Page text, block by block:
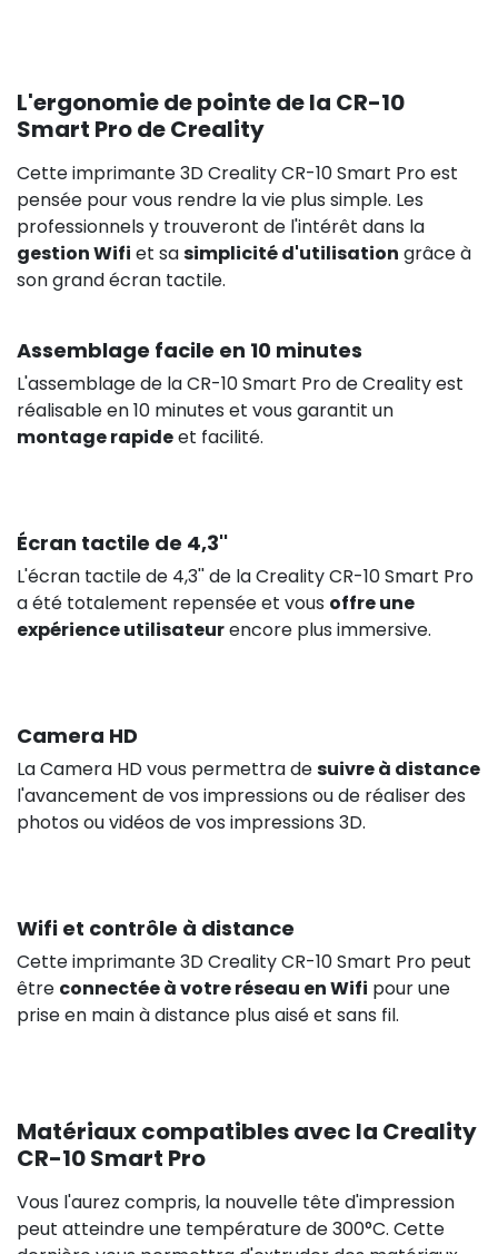
L'ergonomie de pointe de la CR-10
Smart Pro de Creality
Cette imprimante 3D Creality CR-10 Smart Pro est
pensée pour vous rendre la vie plus simple. Les
professionnels y trouveront de l'intérêt dans la
gestion Wifi et sasimplicité d'utilisation grâce à
son grand écran tactile.
Assemblage facile en 10 minutes
L'assemblage de la CR-10 Smart Pro de Creality est
réalisable en 10 minutes et vous garantit un
montage rapideet facilité.
Écran tactile de 4,3''
L'écran tactile de 4,3'' de la Creality CR-10 Smart Pro
a été totalement repensée et vous offre une
expérience utilisateurencore plus immersive.
Camera HD
La Camera HD vous permettra desuivre à distance
l'avancement de vos impressions ou de réaliser des
photos ou vidéos de vos impressions 3D.
Wifi et contrôle à distance
Cette imprimante 3D Creality CR-10 Smart Pro peut
être connectée à votre réseau en Wifi pour une
prise en main à distance plus aisé et sans fil.
Matériaux compatibles avec la Creality
CR-10 Smart Pro
Vous l'aurez compris, la nouvelle tête d'impression
peut atteindre une température de 300°C. Cette